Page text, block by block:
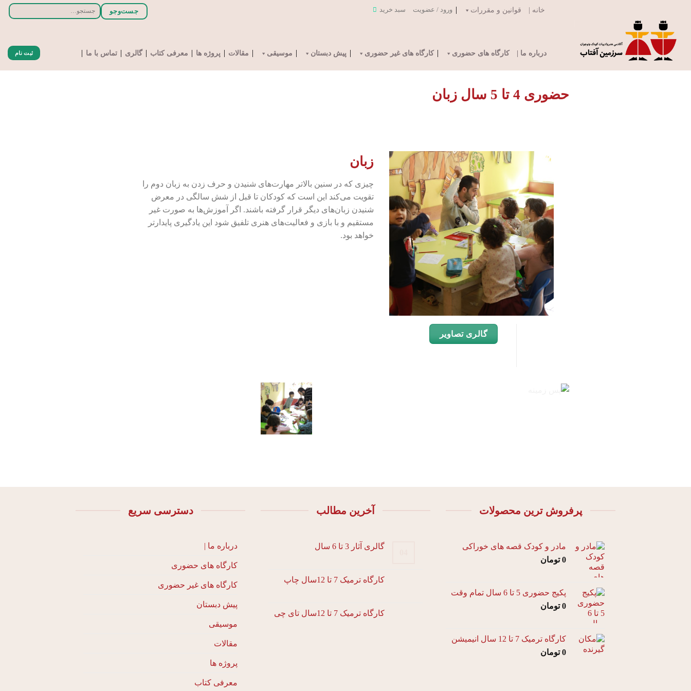
content
خانه | قوانین و مقررات ورود / عضویت سبد خرید جست‌و‌جو
جستجو
برای:
درباره ما | کارگاه های حضوری کارگاه های غیر حضوری پیش دبستان موسیقی مقالات پروژه ها معرفی کتاب گالری تماس با ما ثبت نام
حضوری 4 تا 5 سال زبان
گالری تصاویر
زبان
چیزی که در سنین بالاتر مهارت‌های شنیدن و حرف زدن به زبان دوم را
تقویت می‌کند این است که کودکان تا قبل از شش سالگی در معرض
شنیدن زبان‌های دیگر قرار گرفته باشند. اگر آموزش‌ها به صورت غیر
مستقیم و با بازی و فعالیت‌های هنری تلفیق شود این یادگیری پایدارتر
خواهد بود.
پرفروش ترین محصولات
مادر و کودک قصه های خوراکی
0 تومان
پکیج حضوری 5 تا 6 سال تمام وقت
0 تومان
کارگاه ترمیک 7 تا 12 سال انیمیشن
0 تومان
آخرین مطالب
گالری آثار 3 تا 6 سال
کارگاه ترمیک 7 تا 12سال چاپ
کارگاه ترمیک 7 تا 12سال تای چی
دسترسی سریع
درباره ما |
کارگاه های حضوری
کارگاه های غیر حضوری
پیش دبستان
موسیقی
مقالات
پروژه ها
معرفی کتاب